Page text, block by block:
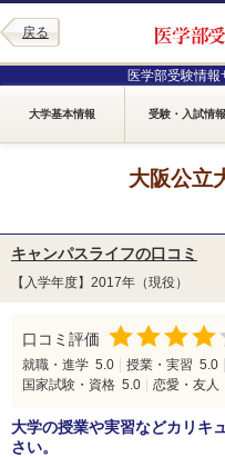
戻る
医学部受験情報
大学基本情報 受験・入試情報
大阪公立
キャンパスライフの口コミ
【入学年度】2017年（現役）
口コミ評価
就職・進学 5.0 授業・実習 5.0
国家試験・資格 5.0 恋愛・友人
大学の授業や実習などカリキ
さい。